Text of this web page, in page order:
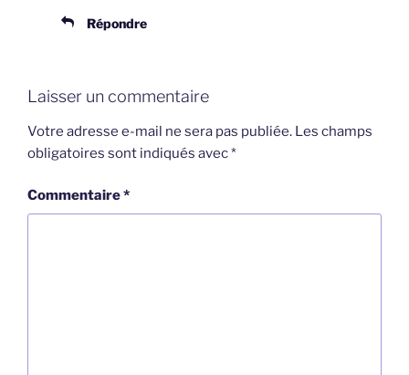
Répondre
Laisser un commentaire
Votre adresse e-mail ne sera pas publiée. Les champs
obligatoires sont indiqués avec*
Commentaire*